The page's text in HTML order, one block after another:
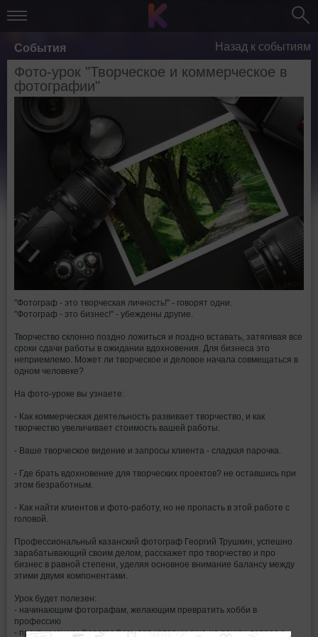
События Назад к событиям
Фото-урок "Творческое и коммерческое в
фотографии"
"Фотограф - это творческая личность!" - говорят одни.
"Фотограф - это бизнес!" - убеждены другие.
Творчество склонно поздно ложиться и поздно вставать, затягивая все
сроки сдачи работы в ожидании вдохновения. Для бизнеса это
неприемлемо. Может ли творческое и деловое начала совмещаться в
одном человеке?
На фото-уроке вы узнаете:
- Как коммерческая деятельность развивает творчество, и как
творчество увеличивает стоимость вашей работы.
- Ваше творческое видение и запросы клиента - сладкая парочка.
- Где брать вдохновение для творческих проектов? не оставшись при
этом безработным.
- Как найти клиентов и фото-работу, но не пропасть в этой работе с
головой.
Профессиональный казанский фотограф Георгий Трушкин, успешно
зарабатывающий своим делом, расскажет про творчество и про
бизнес в равной степени, уделяя основное внимание балансу между
этими двумя компонентами.
Урок будет полезен:
- начинающим фотографам, желающим превратить хобби в
профессию
- практикующим фотографам, для которых еще не решен вопрос о